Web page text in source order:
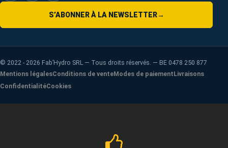
S’ABONNER À LA NEWSLETTER→
© 2022 - 2026 Fab’Hydro SRL — Tous droits réservés. — BE 0478 250 877
Mentions légalesConditions de venteModes de paiementLivraisons
ConfidentialitéCookies